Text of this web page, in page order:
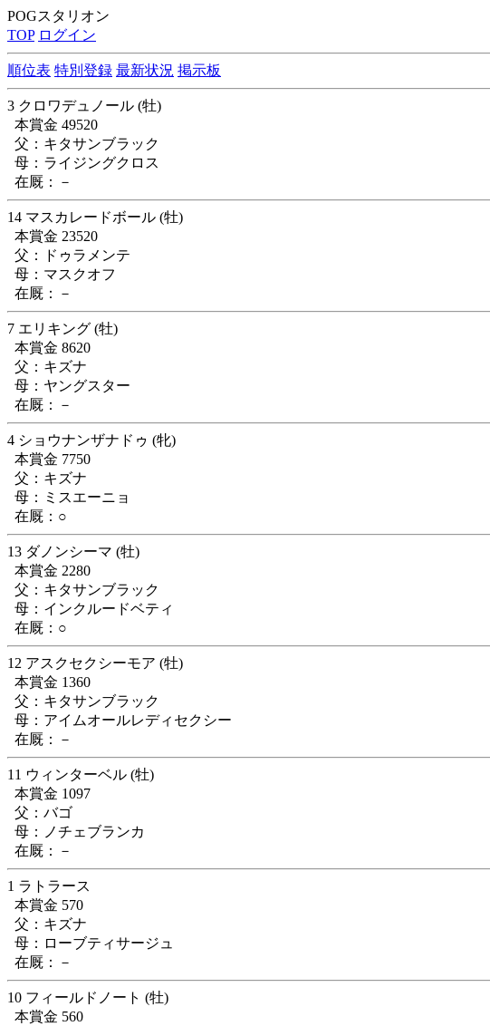
POGスタリオン
TOP ログイン
順位表 特別登録 最新状況 掲示板
3 クロワデュノール (牡)
本賞金 49520
父：キタサンブラック
母：ライジングクロス
在厩：－
14 マスカレードボール (牡)
本賞金 23520
父：ドゥラメンテ
母：マスクオフ
在厩：－
7 エリキング (牡)
本賞金 8620
父：キズナ
母：ヤングスター
在厩：－
4 ショウナンザナドゥ (牝)
本賞金 7750
父：キズナ
母：ミスエーニョ
在厩：○
13 ダノンシーマ (牡)
本賞金 2280
父：キタサンブラック
母：インクルードベティ
在厩：○
12 アスクセクシーモア (牡)
本賞金 1360
父：キタサンブラック
母：アイムオールレディセクシー
在厩：－
11 ウィンターベル (牡)
本賞金 1097
父：バゴ
母：ノチェブランカ
在厩：－
1 ラトラース
本賞金 570
父：キズナ
母：ローブティサージュ
在厩：－
10 フィールドノート (牡)
本賞金 560